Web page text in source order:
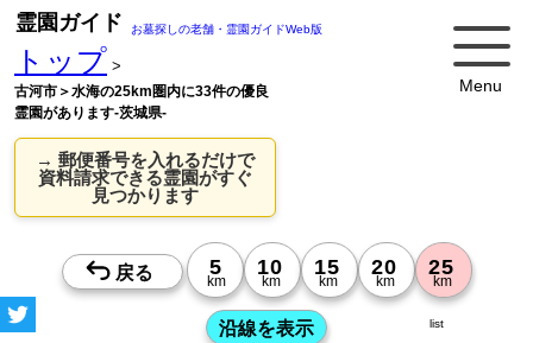
Menu
霊園ガイド お墓探しの老舗・霊園ガイドWeb版
トップ >
古河市＞水海の25km圏内に33件の優良
霊園があります-茨城県-
→ 郵便番号を入れるだけで
資料請求できる霊園がすぐ
見つかります
list